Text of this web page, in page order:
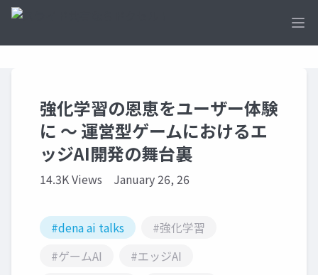
強化学習の恩恵をユーザー体験
に 〜 運営型ゲームにおけるエ
ッジAI開発の舞台裏
14.3K Views January 26, 26
#dena ai talks
#強化学習
#ゲームAI
#エッジAI